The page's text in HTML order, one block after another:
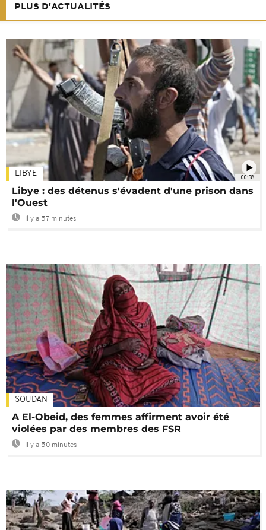
PLUS D'ACTUALITÉS
00:58
LIBYE
Libye : des détenus s'évadent d'une prison dans
l'Ouest
Il y a 57 minutes
SOUDAN
A El-Obeid, des femmes affirment avoir été
violées par des membres des FSR
Il y a 50 minutes